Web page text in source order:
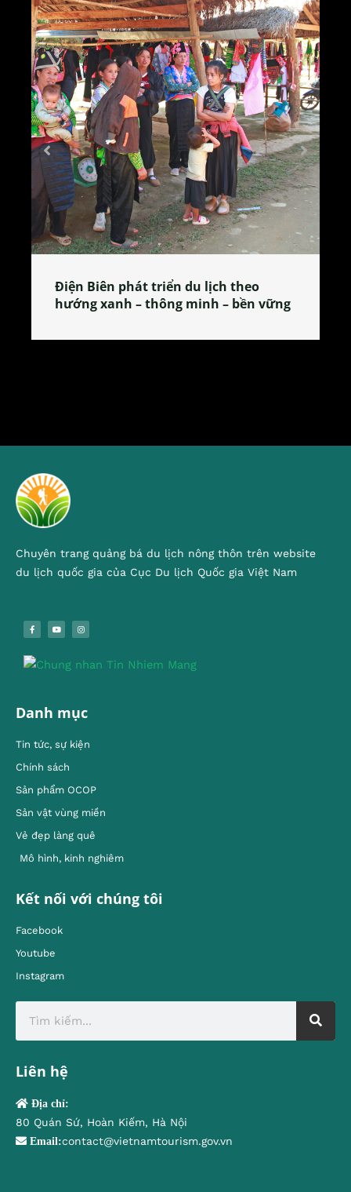
Làng làm bánh tẻ Phú Nhi – nơi lan
tỏa đặc sản xứ Đoài
Chuyên trang quảng bá du lịch nông thôn trên website
du lịch quốc gia của Cục Du lịch Quốc gia Việt Nam
Danh mục
Tin tức, sự kiện
Chính sách
Sản phẩm OCOP
Sản vật vùng miền
Vẻ đẹp làng quê
Mô hình, kinh nghiêm
Kết nối với chúng tôi
Facebook
Youtube
Instagram
Liên hệ
Địa chỉ:
80 Quán Sứ, Hoàn Kiếm, Hà Nội
Email:contact@vietnamtourism.gov.vn